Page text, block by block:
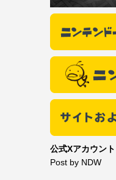
公式Xアカウント
Post by NDW